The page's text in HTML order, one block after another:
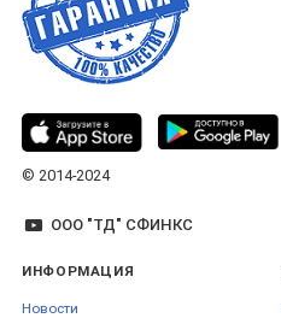
© 2014-2024
ООО "ТД" СФИНКС
ИНФОРМАЦИЯ
Новости